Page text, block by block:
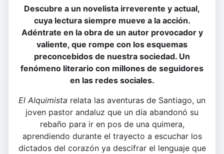
Descubre a un novelista irreverente y actual,
cuya lectura siempre mueve a la acción.
Adéntrate en la obra de un autor provocador y
valiente, que rompe con los esquemas
preconcebidos de nuestra sociedad. Un
fenómeno literario con millones de seguidores
en las redes sociales.
El Alquimista relata las aventuras de Santiago, un
joven pastor andaluz que un día abandonó su
rebaño para ir en pos de una quimera,
aprendiendo durante el trayecto a escuchar los
dictados del corazón ya descifrar el lenguaje que